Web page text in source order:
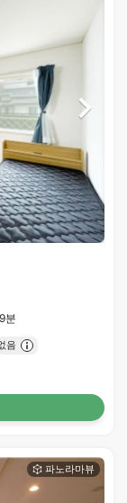
분
음